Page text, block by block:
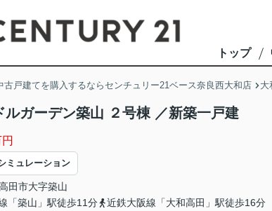
トップ
古戸建てを購入するならセンチュリー21ベース奈良西大和店 大
ルガーデン築山 ２号棟 ／新築一戸建
ミュレーション
田市大字築山
「築山」駅徒歩11分
近鉄大阪線「大和高田」駅徒歩16分